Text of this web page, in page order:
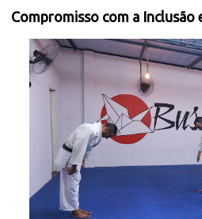
Compromisso com a Inclusão